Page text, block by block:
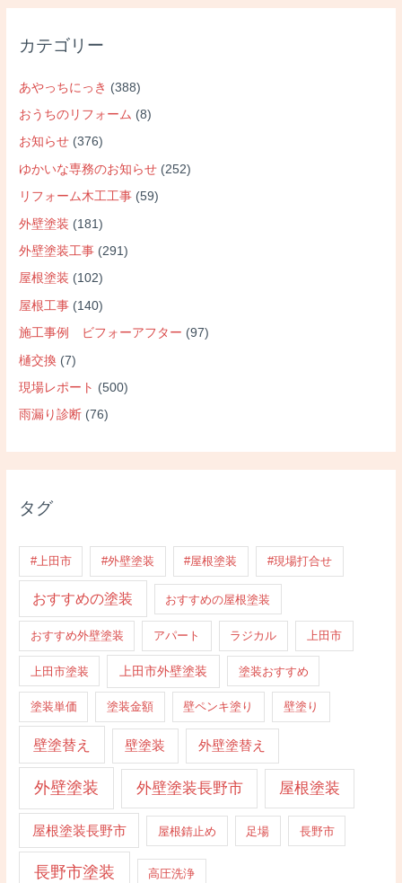
カテゴリー
あやっちにっき (388)
おうちのリフォーム (8)
お知らせ (376)
ゆかいな専務のお知らせ (252)
リフォーム木工工事 (59)
外壁塗装 (181)
外壁塗装工事 (291)
屋根塗装 (102)
屋根工事 (140)
施工事例 ビフォーアフター (97)
樋交換 (7)
現場レポート (500)
雨漏り診断 (76)
タグ
#上田市 #外壁塗装 #屋根塗装 #現場打合せ
おすすめの塗装 おすすめの屋根塗装
おすすめ外壁塗装 アパート ラジカル 上田市
上田市塗装 上田市外壁塗装 塗装おすすめ
塗装単価 塗装金額 壁ペンキ塗り 壁塗り
壁塗替え 壁塗装 外壁塗替え
外壁塗装 外壁塗装長野市 屋根塗装
屋根塗装長野市 屋根錆止め 足場 長野市
長野市塗装 高圧洗浄